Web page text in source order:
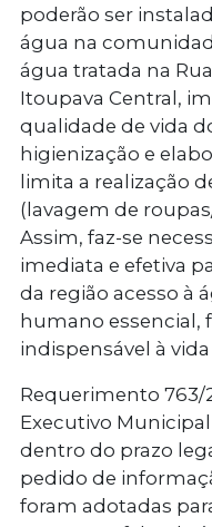
poderão ser
água na
água tratada na
Itoupava Central,
qualidade de vida
higienização e
limita a realização
(lavagem de
Assim, faz-se
imediata e efetiva
da região acesso à
humano essencial,
indispensável à
Requerimento 763/
Executivo
dentro do prazo
pedido de
foram adotadas